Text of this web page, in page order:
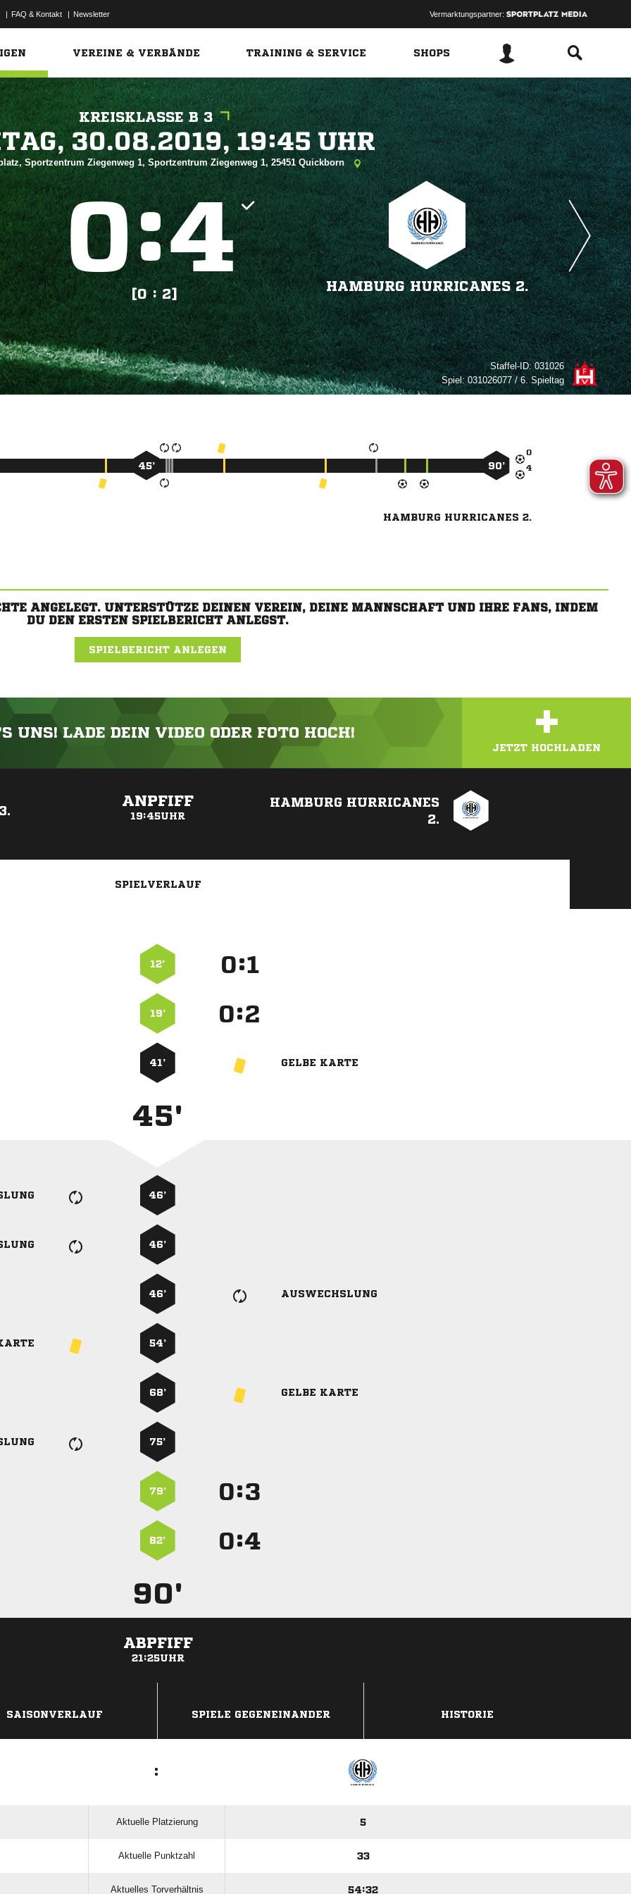
| FAQ & Kontakt | Newsletter Vermarktungspartner:
VEREINE & VERBÄNDE TRAINING & SERVICE SHOPS
KREISKLASSE B 3
  
Sportzentrum Ziegenweg 1, Sportzentrum Ziegenweg 1, 25451 Quickborn
:
[0 : 2]
HAMBURG HURRICANES 2.
Staffel-ID:031026
Spiel:031026077 / 6. Spieltag


45’ 90’
HAMBURG HURRICANES 2.
ANGELEGT. UNTERSTÜTZE DEINEN VEREIN, DEINE MANNSCHAFT UND IHRE FANS, INDEM
DU DEN ERSTEN SPIELBERICHT ANLEGST.
SPIELBERICHT ANLEGEN
UNS! LADE DEIN VIDEO ODER FOTO HOCH! +
JETZT HOCHLADEN
ANPFIFF
19:45UHR
HAMBURG HURRICANES
2.
SPIELVERLAUF
12’ :
19’ :
41’ GELBE KARTE
45'
46’
46’
46’ AUSWECHSLUNG
54’
68’ GELBE KARTE
75’
79’ :
82’ :
90'
ABPFIFF
21:25UHR
SAISONVERLAUF SPIELE GEGENEINANDER HISTORIE
:
Aktuelle Platzierung 5
Aktuelle Punktzahl 33
Aktuelles Torverhältnis 54:32